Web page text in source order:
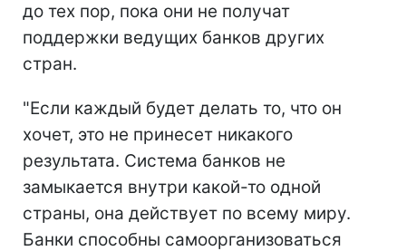
до тех пор, пока они не получат
поддержки ведущих банков других
стран.
"Если каждый будет делать то, что он
хочет, это не принесет никакого
результата. Система банков не
замыкается внутри какой-то одной
страны, она действует по всему миру.
Банки способны самоорганизоваться